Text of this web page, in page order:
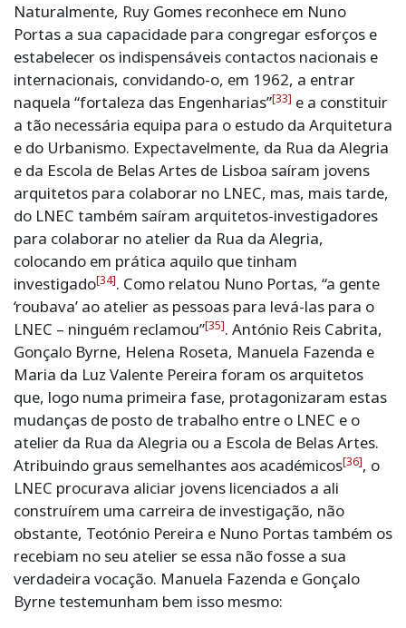
Naturalmente, Ruy Gomes reconhece em Nuno
Portas a sua capacidade para congregar esforços e
estabelecer os indispensáveis contactos nacionais e
internacionais, convidando-o, em 1962, a entrar
naquela “fortaleza das Engenharias”[33] e a constituir
a tão necessária equipa para o estudo da Arquitetura
e do Urbanismo. Expectavelmente, da Rua da Alegria
e da Escola de Belas Artes de Lisboa saíram jovens
arquitetos para colaborar no LNEC, mas, mais tarde,
do LNEC também saíram arquitetos-investigadores
para colaborar no atelier da Rua da Alegria,
colocando em prática aquilo que tinham
investigado[34]. Como relatou Nuno Portas, “a gente
‘roubava’ ao atelier as pessoas para levá-las para o
LNEC – ninguém reclamou”[35]. António Reis Cabrita,
Gonçalo Byrne, Helena Roseta, Manuela Fazenda e
Maria da Luz Valente Pereira foram os arquitetos
que, logo numa primeira fase, protagonizaram estas
mudanças de posto de trabalho entre o LNEC e o
atelier da Rua da Alegria ou a Escola de Belas Artes.
Atribuindo graus semelhantes aos académicos[36], o
LNEC procurava aliciar jovens licenciados a ali
construírem uma carreira de investigação, não
obstante, Teotónio Pereira e Nuno Portas também os
recebiam no seu atelier se essa não fosse a sua
verdadeira vocação. Manuela Fazenda e Gonçalo
Byrne testemunham bem isso mesmo: